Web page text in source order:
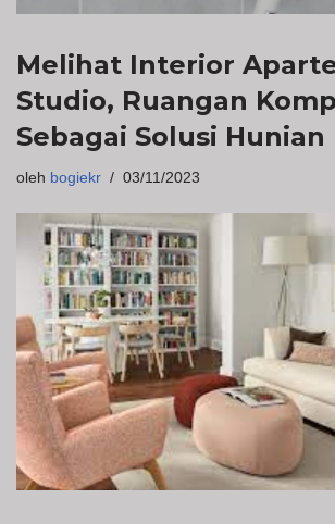
Melihat Interior
Studio, Ruangan
Sebagai Solusi Hunian
oleh bogiekr 03/11/2023